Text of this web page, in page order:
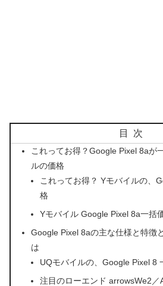
目次
これってお得？Google Pixel 8aが
ルの価格
これってお得？ Yモバイルの、
格
Yモバイル Google Pixel 8a一括
Google Pixel 8aの主な仕様と特徴
は
UQモバイルの、Google Pixel 8
注目のローエンド arrowsWe2／